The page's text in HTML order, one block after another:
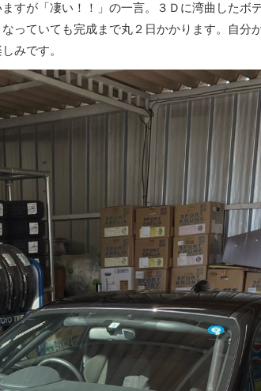
すが「凄い！！」の一言。３Ｄに湾曲したボ
っていても完成まで丸２日かかります。自分
みです。